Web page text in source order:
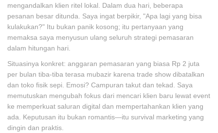
mengandalkan klien ritel lokal. Dalam dua hari, beberapa
pesanan besar ditunda. Saya ingat berpikir, "Apa lagi yang bisa
kulakukan?" Itu bukan panik kosong; itu pertanyaan yang
memaksa saya menyusun ulang seluruh strategi pemasaran
dalam hitungan hari.
Situasinya konkret: anggaran pemasaran yang biasa Rp 2 juta
per bulan tiba-tiba terasa mubazir karena trade show dibatalkan
dan toko fisik sepi. Emosi? Campuran takut dan tekad. Saya
memutuskan mengubah fokus dari mencari klien baru lewat event
ke memperkuat saluran digital dan mempertahankan klien yang
ada. Keputusan itu bukan romantis—itu survival marketing yang
dingin dan praktis.